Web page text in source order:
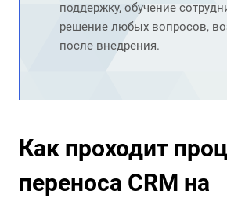
поддержку, обучение
решение любых вопросов,
после внедрения.
Как проходит
переноса CRM на